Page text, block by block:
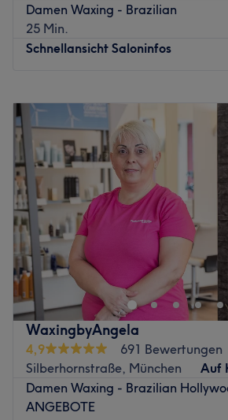
Damen Waxing - Brazilian
25 Min.
Schnellansicht Saloninfos
Dienstag
Mittwoch
Donnerstag
Freitag
Samstag
Sonntag
Wer die SY Beauty Galerie am
im Herzen von München besucht, darf
asiatisch inspiriertes Konzept für
tiefes Wohlbefinden freuen. In diesem
eingerichteten Salon verschmelzen
Haar-Treatment-Methoden mit einem
und Massagebereich zu einer Oase der
Jedes Treatment ist darauf
erholsame Auszeit vom Alltag zu
natürliche Schönheit perfekt zu
WaxingbyAngela
4,9
691 Bewertungen
Silberhornstraße, München
Auf
Damen Waxing - Brazilian
ANGEBOTE